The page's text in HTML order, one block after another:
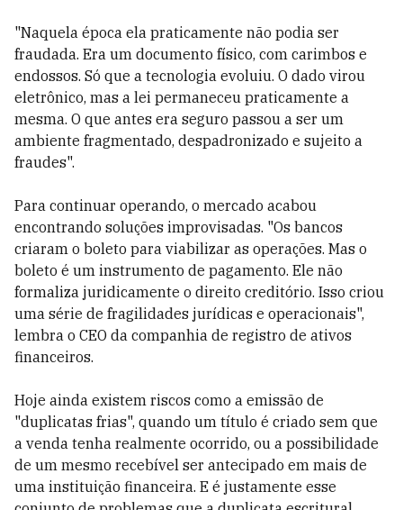
"Naquela época ela praticamente não podia ser
fraudada. Era um documento físico, com carimbos e
endossos. Só que a tecnologia evoluiu. O dado virou
eletrônico, mas a lei permaneceu praticamente a
mesma. O que antes era seguro passou a ser um
ambiente fragmentado, despadronizado e sujeito a
fraudes".
Para continuar operando, o mercado acabou
encontrando soluções improvisadas. "Os bancos
criaram o boleto para viabilizar as operações. Mas o
boleto é um instrumento de pagamento. Ele não
formaliza juridicamente o direito creditório. Isso criou
uma série de fragilidades jurídicas e operacionais",
lembra o CEO da companhia de registro de ativos
financeiros.
Hoje ainda existem riscos como a emissão de
"duplicatas frias", quando um título é criado sem que
a venda tenha realmente ocorrido, ou a possibilidade
de um mesmo recebível ser antecipado em mais de
uma instituição financeira. E é justamente esse